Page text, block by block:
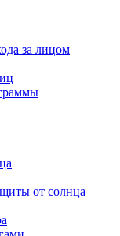
за лицом
от солнца